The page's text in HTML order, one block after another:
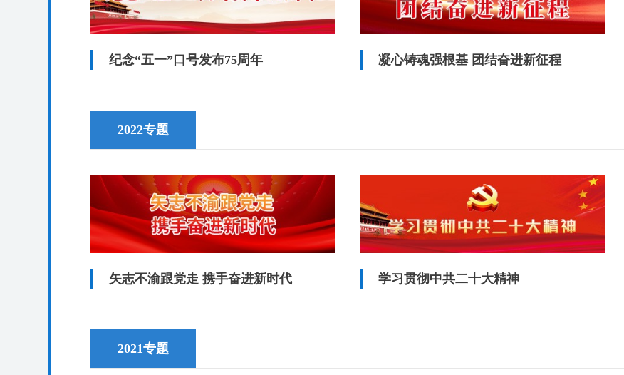
纪念“五一”口号发布75周年 凝心铸魂强根基 团结奋进新征程
2022专题
矢志不渝跟党走 携手奋进新时代 学习贯彻中共二十大精神
2021专题